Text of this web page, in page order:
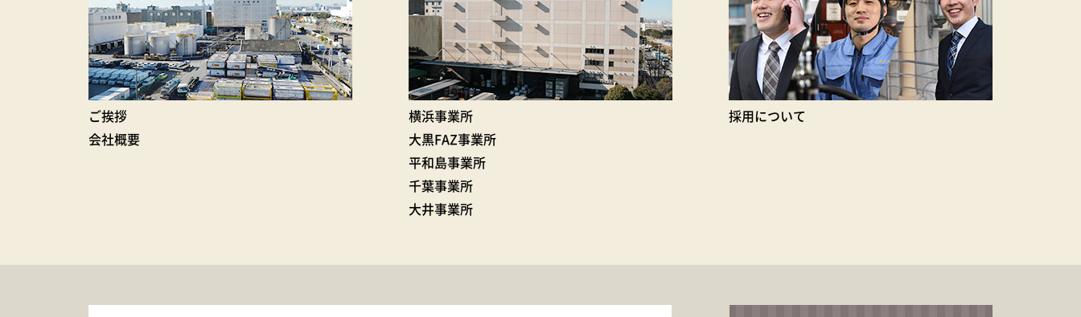
ご挨拶
会社概要
横浜事業所
大黒FAZ事業所
平和島事業所
千葉事業所
大井事業所
採用について